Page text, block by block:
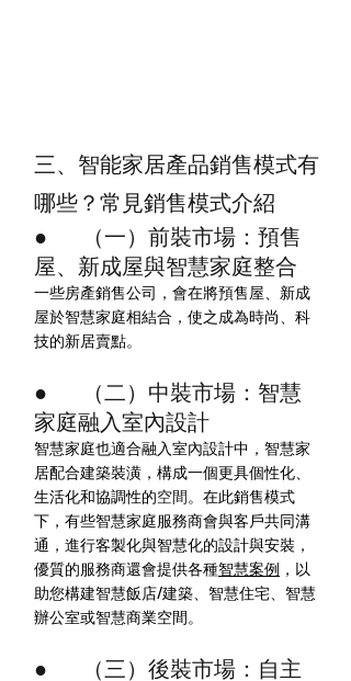
三、智能家居產品銷售模式有
哪些？常見銷售模式介紹
●        （一）前裝市場：預售
屋、新成屋與智慧家庭整合
一些房產銷售公司，會在將預售屋、新成
屋於智慧家庭相結合，使之成為時尚、科
技的新居賣點。
●        （二）中裝市場：智慧
家庭融入室內設計
智慧家庭也適合融入室內設計中，智慧家
居配合建築裝潢，構成一個更具個性化、
生活化和協調性的空間。在此銷售模式
下，有些智慧家庭服務商會與客戶共同溝
通，進行客製化與智慧化的設計與安裝，
優質的服務商還會提供各種智慧案例 ，以
助您構建智慧飯店/建築、智慧住宅、智慧
辦公室或智慧商業空間。
●        （三）後裝市場：自主